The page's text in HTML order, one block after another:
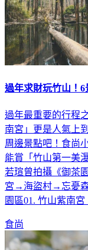
過年求財玩竹山！
過年最重要的行程
南宮」更是人氣上
周邊景點吧！食尚
能賞「竹山第一美
若瑄曾拍攝《御茶
宮→海盜村→忘憂
園區01. 竹山紫南
食尚